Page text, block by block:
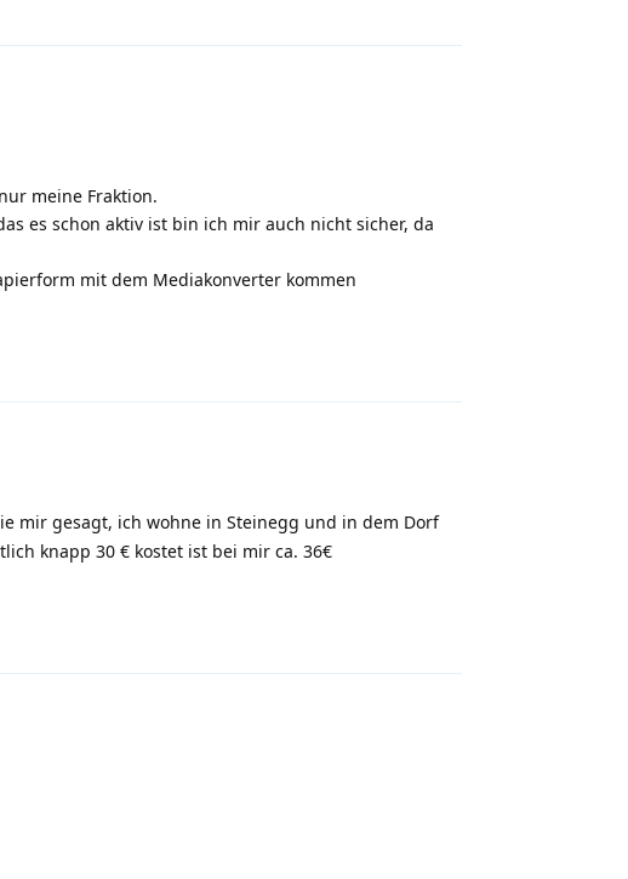
meine Fraktion.
es schon aktiv ist bin ich mir auch nicht sicher, da
mit dem Mediakonverter kommen
mir gesagt, ich wohne in Steinegg und in dem Dorf
knapp 30 € kostet ist bei mir ca. 36€